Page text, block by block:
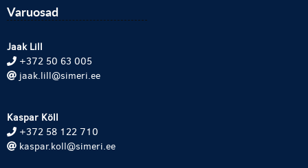
Varuosad
Jaak Lill
+372 50 63 005
jaak.lill@simeri.ee
Kaspar Köll
+372 58 122 710
kaspar.koll@simeri.ee